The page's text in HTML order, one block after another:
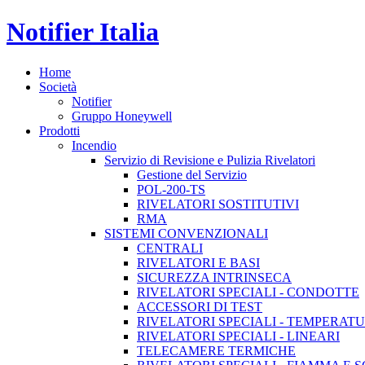
Notifier Italia
Home
Società
Notifier
Gruppo Honeywell
Prodotti
Incendio
Servizio di Revisione e Pulizia Rivelatori
Gestione del Servizio
POL-200-TS
RIVELATORI SOSTITUTIVI
RMA
SISTEMI CONVENZIONALI
CENTRALI
RIVELATORI E BASI
SICUREZZA INTRINSECA
RIVELATORI SPECIALI - CONDOTTE
ACCESSORI DI TEST
RIVELATORI SPECIALI -
RIVELATORI SPECIALI - LINEARI
TELECAMERE TERMICHE